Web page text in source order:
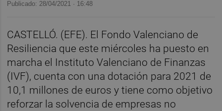
Publicado: 28/04/2021 · 16:48
CASTELLÓ. (EFE). El Fondo Valenciano de
Resiliencia que este miércoles ha puesto en
marcha el Instituto Valenciano de Finanzas
(IVF), cuenta con una dotación para 2021 de
10,1 millones de euros y tiene como objetivo
reforzar la solvencia de empresas no